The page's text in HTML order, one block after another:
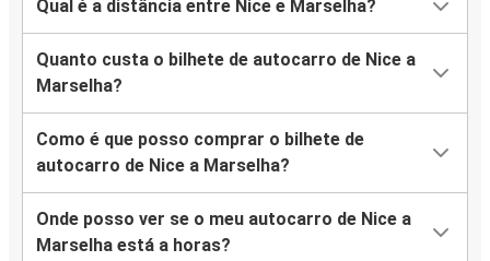
Qual é a distância entre Nice e Marselha?
Quanto custa o bilhete de autocarro de Nice a
Marselha?
Como é que posso comprar o bilhete de
autocarro de Nice a Marselha?
Onde posso ver se o meu autocarro de Nice a
Marselha está a horas?